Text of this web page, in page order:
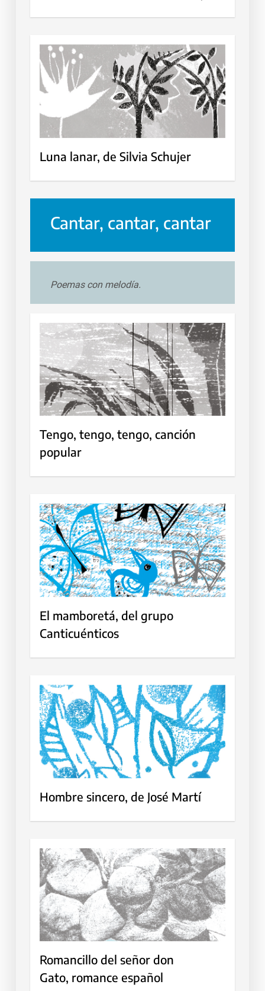
Luna lanar, de Silvia Schujer
Cantar, cantar, cantar
Poemas con melodía.
Tengo, tengo, tengo, canción
popular
El mamboretá, del grupo
Canticuénticos
Hombre sincero, de José Martí
Romancillo del señor don
Gato, romance español